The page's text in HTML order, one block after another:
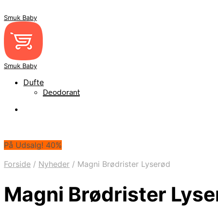
Smuk Baby
Smuk Baby
Dufte
Deodorant
På Udsalg! 40%
Forside / Nyheder / Magni Brødrister Lyserød
Magni Brødrister